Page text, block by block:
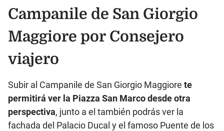
Campanile de San Giorgio
Maggiore por Consejero
viajero
Subir al Campanile de San Giorgio Maggiore te
permitirá ver la Piazza San Marco desde otra
perspectiva, junto a el también podrás ver la
fachada del Palacio Ducal y el famoso Puente de los